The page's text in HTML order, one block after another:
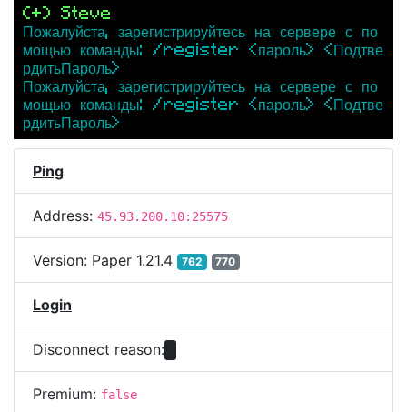
(+) Steve
Пожалуйста, зарегистрируйтесь на сервере с по
мощью команды: /register <пароль> <Подтве
рдитьПароль>
Пожалуйста, зарегистрируйтесь на сервере с по
мощью команды: /register <пароль> <Подтве
рдитьПароль>
Ping
Address: 45.93.200.10:25575
Version: Paper 1.21.4 762 770
Login
Disconnect reason:
Premium: false